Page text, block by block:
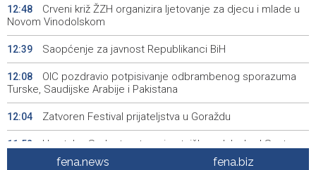
12:48
Crveni križ ŽZH organizira ljetovanje za djecu i mlade u
Novom Vinodolskom
12:39 Saopćenje za javnost Republikanci BiH
12:08
OIC pozdravio potpisivanje odbrambenog sporazuma
Turske, Saudijske Arabije i Pakistana
12:04 Zatvoren Festival prijateljstva u Goraždu
11:52
Hrvatska: Sudar teretnog i putničkog vlaka kod Svetog
Ivana Žabnog, ima ozlijeđenih
fena.news fena.biz